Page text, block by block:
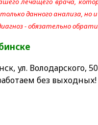
данного анализа, но и
- обязательно
ул. Володарского,
без выходных!